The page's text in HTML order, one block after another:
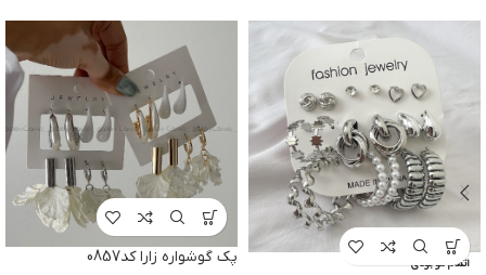
اتمام موجودی پک گوشواره زارا کد0857